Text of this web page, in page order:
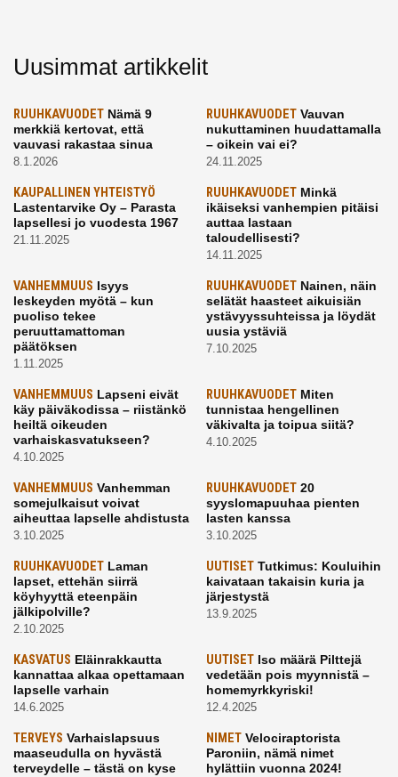
Uusimmat artikkelit
RUUHKAVUODET Nämä 9
merkkiä kertovat, että
vauvasi rakastaa sinua
8.1.2026
RUUHKAVUODETVauvan
nukuttaminen huudattamalla
– oikein vai ei?
24.11.2025
KAUPALLINEN YHTEISTYÖ
Lastentarvike Oy – Parasta
lapsellesi jo vuodesta 1967
21.11.2025
RUUHKAVUODETMinkä
ikäiseksi vanhempien pitäisi
auttaa lastaan
taloudellisesti?
14.11.2025
VANHEMMUUS Isyys
leskeyden myötä – kun
puoliso tekee
peruuttamattoman
päätöksen
1.11.2025
RUUHKAVUODETNainen, näin
selätät haasteet aikuisiän
ystävyyssuhteissa ja löydät
uusia ystäviä
7.10.2025
VANHEMMUUS Lapseni eivät
käy päiväkodissa – riistänkö
heiltä oikeuden
varhaiskasvatukseen?
4.10.2025
RUUHKAVUODETMiten
tunnistaa hengellinen
väkivalta ja toipua siitä?
4.10.2025
VANHEMMUUS Vanhemman
somejulkaisut voivat
aiheuttaa lapselle ahdistusta
3.10.2025
RUUHKAVUODET20
syyslomapuuhaa pienten
lasten kanssa
3.10.2025
RUUHKAVUODET Laman
lapset, ettehän siirrä
köyhyyttä eteenpäin
jälkipolville?
2.10.2025
UUTISETTutkimus: Kouluihin
kaivataan takaisin kuria ja
järjestystä
13.9.2025
KASVATUS Eläinrakkautta
kannattaa alkaa opettamaan
lapselle varhain
14.6.2025
UUTISETIso määrä Pilttejä
vedetään pois myynnistä –
homemyrkkyriski!
12.4.2025
TERVEYS Varhaislapsuus
maaseudulla on hyvästä
terveydelle – tästä on kyse
NIMETVelociraptorista
Paroniin, nämä nimet
hylättiin vuonna 2024!